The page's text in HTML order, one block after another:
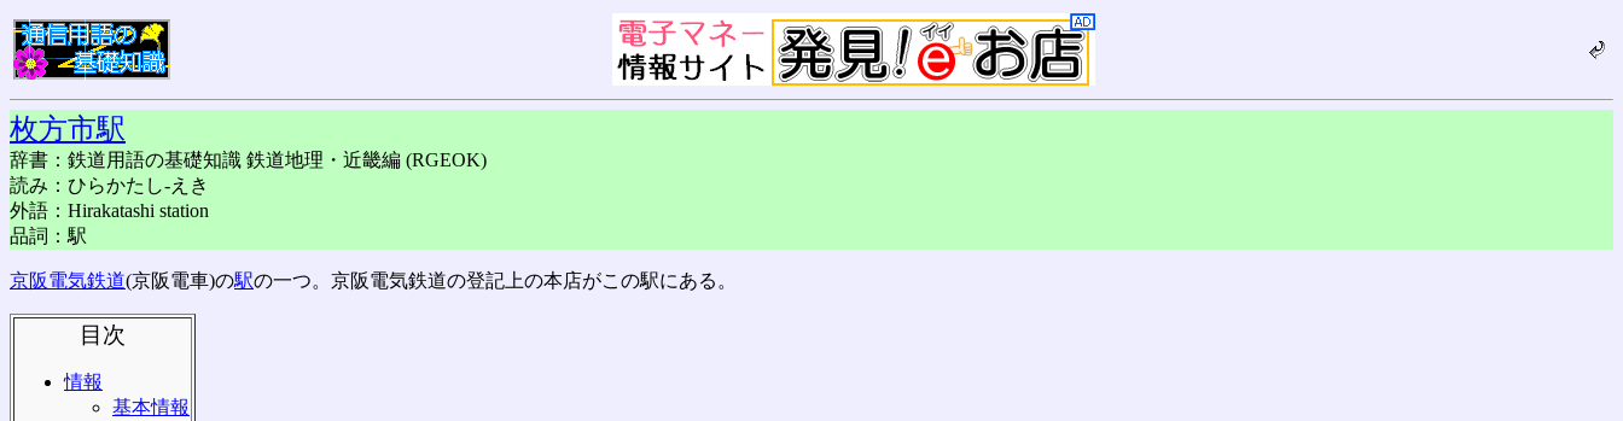
枚方市駅
辞書：鉄道用語の基礎知識 鉄道地理・近畿編 (RGEOK)
読み：ひらかたし-えき
外語：Hirakatashi station
品詞：駅
京阪電気鉄道(京阪電車)の駅の一つ。京阪電気鉄道の登記上の本店がこの駅にある。
目次
情報
基本情報